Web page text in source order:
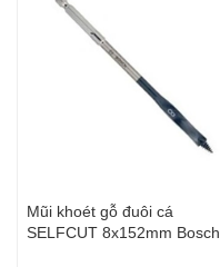
Mũi khoét gỗ đuôi cá
SELFCUT 8x152mm Bosch